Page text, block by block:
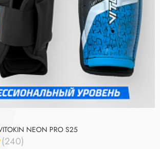
NEON PRO S25
(240)